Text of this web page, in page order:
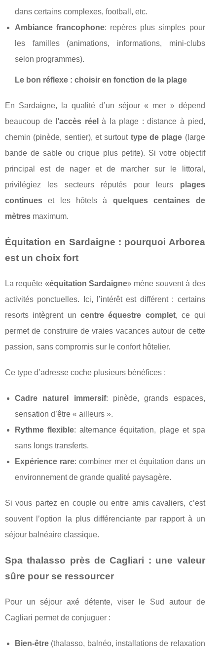
dans certains complexes, football, etc.
Ambiance francophone: repères plus simples pour
les familles (animations, informations, mini‑clubs
selon programmes).
Le bon réflexe : choisir en fonction de la plage
En Sardaigne, la qualité d’un séjour « mer » dépend
beaucoup de
l’accès réel à la plage : distance à pied,
chemin (pinède, sentier), et surtout type de plage (large
bande de sable ou crique plus petite). Si votre objectif
principal est de nager et de marcher sur le littoral,
privilégiez les secteurs réputés pour leurs plages
continues et les hôtels à quelques centaines de
mètres maximum.
Équitation en Sardaigne : pourquoi Arborea
est un choix fort
La requête «équitation Sardaigne» mène souvent à des
activités ponctuelles. Ici, l’intérêt est différent : certains
resorts intègrent uncentre équestre complet, ce qui
permet de construire de vraies vacances autour de cette
passion, sans compromis sur le confort hôtelier.
Ce type d’adresse coche plusieurs bénéfices :
Cadre naturel immersif: pinède, grands espaces,
sensation d’être « ailleurs ».
Rythme flexible: alternance équitation, plage et spa
sans longs transferts.
Expérience rare: combiner mer et équitation dans un
environnement de grande qualité paysagère.
Si vous partez en couple ou entre amis cavaliers, c’est
souvent l’option la plus différenciante par rapport à un
séjour balnéaire classique.
Spa thalasso près de Cagliari : une valeur
sûre pour se ressourcer
Pour un séjour axé détente, viser le Sud autour de
Cagliari permet de conjuguer :
Bien‑être (thalasso, balnéo, installations de relaxation